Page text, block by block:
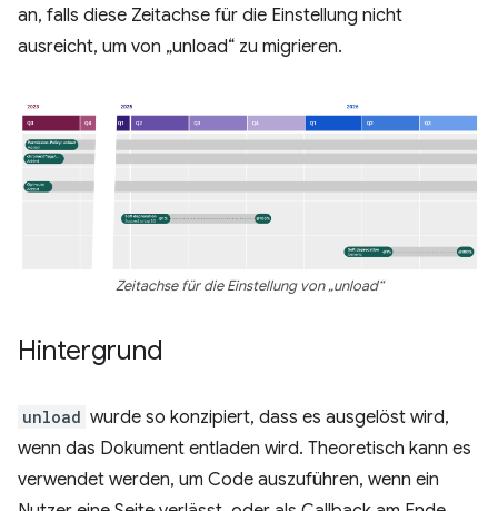
an, falls diese Zeitachse für die Einstellung nicht
ausreicht, um von „unload“ zu migrieren.
Zeitachse für die Einstellung von „unload“
Hintergrund
unload wurde so konzipiert, dass es ausgelöst wird,
wenn das Dokument entladen wird. Theoretisch kann es
verwendet werden, um Code auszuführen, wenn ein